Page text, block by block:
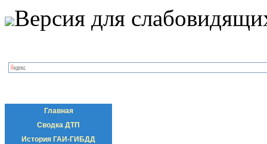
Версия для
Главная
Сводка ДТП
История ГАИ-ГИБДД